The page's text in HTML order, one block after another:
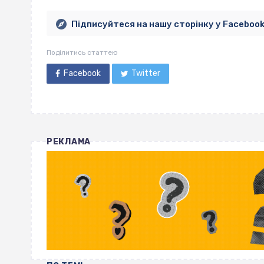
Підписуйтеся на нашу сторінку у Facebook
Поділитись статтею
Facebook Twitter
РЕКЛАМА